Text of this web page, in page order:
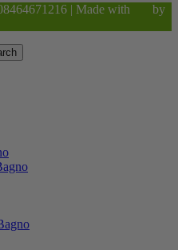
| Made with
by